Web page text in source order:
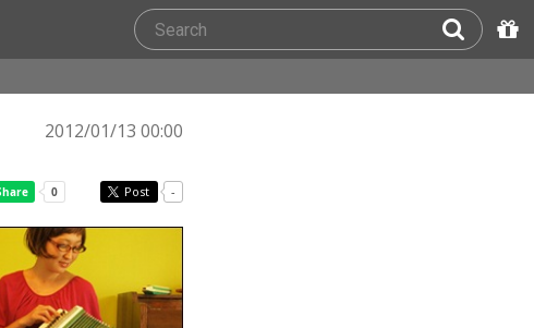
2012/01/13 00:00
Post -